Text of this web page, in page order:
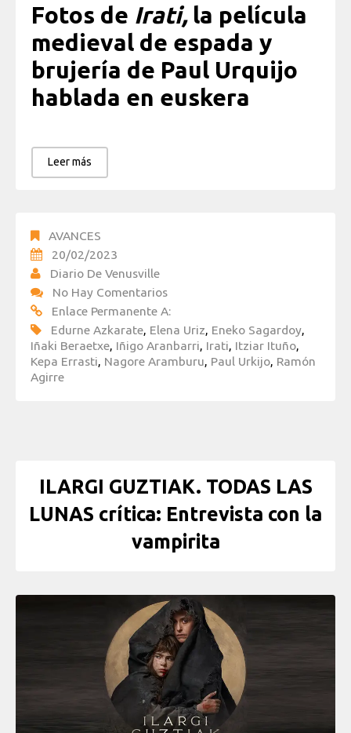
Fotos de Irati,la película
medieval de espada y
brujería de Paul Urquijo
hablada en euskera
Leer más
AVANCES
20/02/2023
Diario De Venusville
No Hay Comentarios
Enlace Permanente A:
Edurne Azkarate, Elena Uriz, Eneko Sagardoy,
Iñaki Beraetxe, Iñigo Aranbarri, Irati, Itziar Ituño,
Kepa Errasti, Nagore Aramburu, Paul Urkijo, Ramón
Agirre
ILARGI GUZTIAK. TODAS LAS
LUNAS crítica: Entrevista con la
vampirita